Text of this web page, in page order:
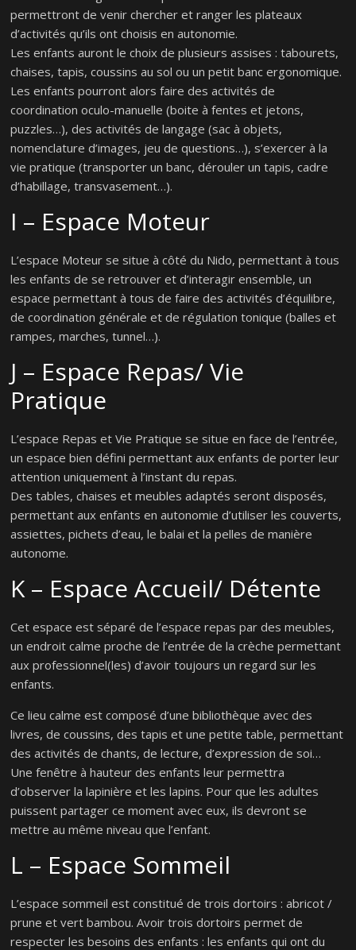
permettront de venir chercher et ranger les plateaux
d’activités qu’ils ont choisis en autonomie.
Les enfants auront le choix de plusieurs assises : tabourets,
chaises, tapis, coussins au sol ou un petit banc ergonomique.
Les enfants pourront alors faire des activités de
coordination oculo-manuelle (boite à fentes et jetons,
puzzles…), des activités de langage (sac à objets,
nomenclature d’images, jeu de questions…), s’exercer à la
vie pratique (transporter un banc, dérouler un tapis, cadre
d’habillage, transvasement…).
I – Espace Moteur
L’espace Moteur se situe à côté du Nido, permettant à tous
les enfants de se retrouver et d’interagir ensemble, un
espace permettant à tous de faire des activités d’équilibre,
de coordination générale et de régulation tonique (balles et
rampes, marches, tunnel…).
J – Espace Repas/ Vie
Pratique
L’espace Repas et Vie Pratique se situe en face de l’entrée,
un espace bien défini permettant aux enfants de porter leur
attention uniquement à l’instant du repas.
Des tables, chaises et meubles adaptés seront disposés,
permettant aux enfants en autonomie d’utiliser les couverts,
assiettes, pichets d’eau, le balai et la pelles de manière
autonome.
K – Espace Accueil/ Détente
Cet espace est séparé de l’espace repas par des meubles,
un endroit calme proche de l’entrée de la crèche permettant
aux professionnel(les) d’avoir toujours un regard sur les
enfants.
Ce lieu calme est composé d’une bibliothèque avec des
livres, de coussins, des tapis et une petite table, permettant
des activités de chants, de lecture, d’expression de soi…
Une fenêtre à hauteur des enfants leur permettra
d’observer la lapinière et les lapins. Pour que les adultes
puissent partager ce moment avec eux, ils devront se
mettre au même niveau que l’enfant.
L – Espace Sommeil
L’espace sommeil est constitué de trois dortoirs : abricot /
prune et vert bambou. Avoir trois dortoirs permet de
respecter les besoins des enfants : les enfants qui ont du